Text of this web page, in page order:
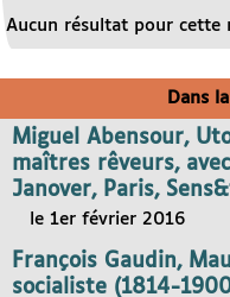
Aucun résultat pour cette
Dans
Miguel Abensour,
maîtres rêveurs,
Janover, Paris,
le 1er février 2016
François Gaudin,
socialiste (1814-